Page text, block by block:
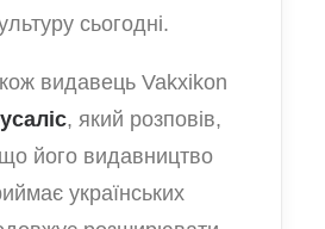
сьогодні.
видавець Vakxikon
, який розповів,
його видавництво
українських